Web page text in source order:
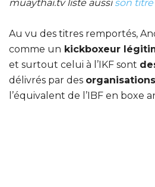
muaythai.tv liste aussi son
Au vu des titres remportés,
comme un kickboxeur
et surtout celui à l’IKF sont
délivrés par des
l’équivalent de l’IBF en boxe